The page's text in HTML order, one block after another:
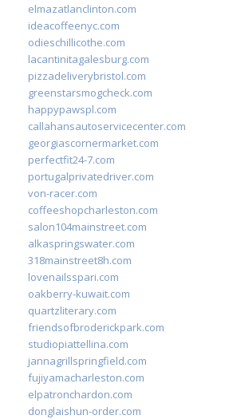
elmazatlanclinton.com
ideacoffeenyc.com
odieschillicothe.com
lacantinitagalesburg.com
pizzadeliverybristol.com
greenstarsmogcheck.com
happypawspl.com
callahansautoservicecenter.com
georgiascornermarket.com
perfectfit24-7.com
portugalprivatedriver.com
von-racer.com
coffeeshopcharleston.com
salon104mainstreet.com
alkaspringswater.com
318mainstreet8h.com
lovenailsspari.com
oakberry-kuwait.com
quartzliterary.com
friendsofbroderickpark.com
studiopiattellina.com
jannagrillspringfield.com
fujiyamacharleston.com
elpatronchardon.com
donglaishun-order.com